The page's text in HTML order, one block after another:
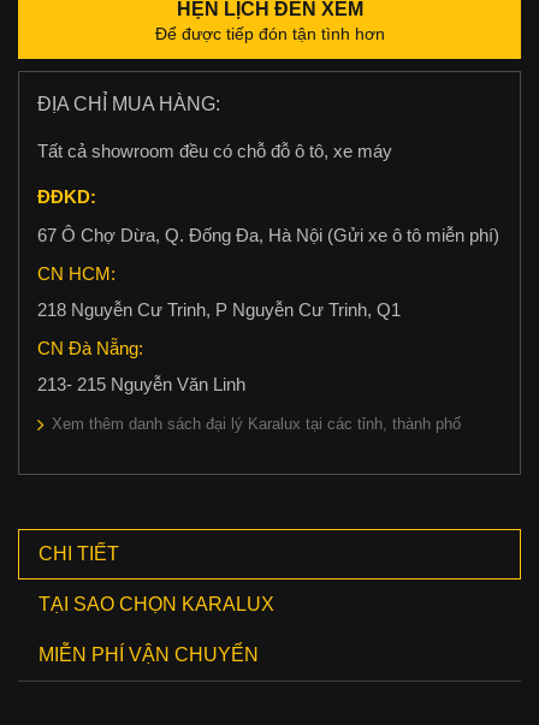
HẸN LỊCH ĐẾN XEM
Để được tiếp đón tận tình hơn
ĐỊA CHỈ MUA HÀNG:
Tất cả showroom đều có chỗ đỗ ô tô, xe máy
ĐĐKD:
67 Ô Chợ Dừa, Q. Đống Đa, Hà Nội (Gửi xe ô tô miễn phí)
CN HCM:
218 Nguyễn Cư Trinh, P Nguyễn Cư Trinh, Q1
CN Đà Nẵng:
213- 215 Nguyễn Văn Linh
Xem thêm danh sách đại lý Karalux tại các tỉnh, thành phố
CHI TIẾT
TẠI SAO CHỌN KARALUX
MIỄN PHÍ VẬN CHUYỂN